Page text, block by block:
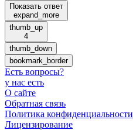
Показать ответ
expand_more
thumb_up
4
thumb_down
bookmark_border
Есть вопросы?
у нас есть
О сайте
Обратная связь
Политика конфиденциальности
Лицензирование